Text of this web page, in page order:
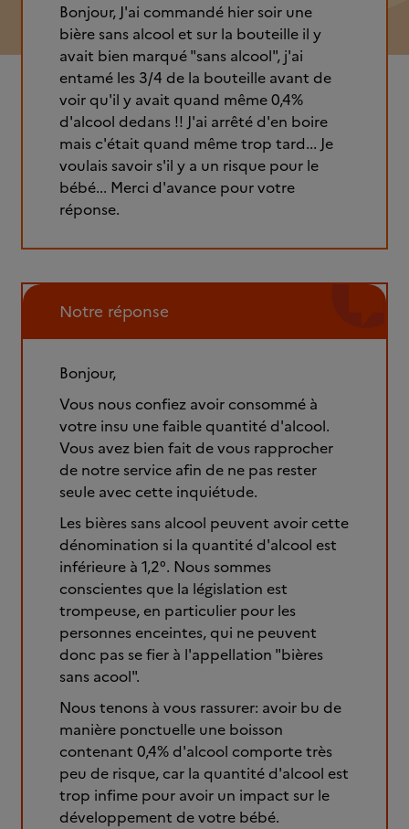
Bonjour, J'ai commandé hier soir une
bière sans alcool et sur la bouteille il y
avait bien marqué "sans alcool", j'ai
entamé les 3/4 de la bouteille avant de
voir qu'il y avait quand même 0,4%
d'alcool dedans !! J'ai arrêté d'en boire
mais c'était quand même trop tard... Je
voulais savoir s'il y a un risque pour le
bébé... Merci d'avance pour votre
réponse.
Notre réponse
Bonjour,
Vous nous confiez avoir consommé à
votre insu une faible quantité d'alcool.
Vous avez bien fait de vous rapprocher
de notre service afin de ne pas rester
seule avec cette inquiétude.
Les bières sans alcool peuvent avoir cette
dénomination si la quantité d'alcool est
inférieure à 1,2°. Nous sommes
conscientes que la législation est
trompeuse, en particulier pour les
personnes enceintes, qui ne peuvent
donc pas se fier à l'appellation "bières
sans acool".
Nous tenons à vous rassurer: avoir bu de
manière ponctuelle une boisson
contenant 0,4% d'alcool comporte très
peu de risque, car la quantité d'alcool est
trop infime pour avoir un impact sur le
développement de votre bébé.